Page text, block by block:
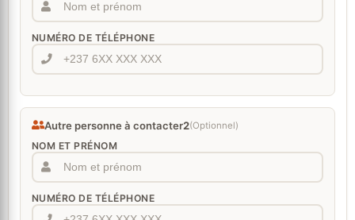
NUMÉRO DE TÉLÉPHONE
Autre personne à contacter2(Optionnel)
NOM ET PRÉNOM
NUMÉRO DE TÉLÉPHONE